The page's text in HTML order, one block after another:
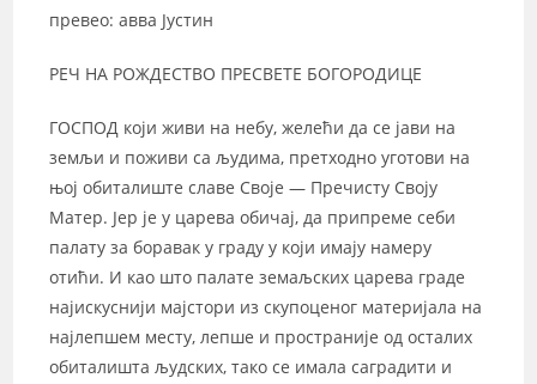
превео: авва Јустин
РЕЧ НА РОЖДЕСТВО ПРЕСВЕТЕ БОГОРОДИЦЕ
ГОСПОД који живи на небу, желећи да се јави на
земљи и поживи са људима, претходно уготови на
њој обиталиште славе Своје — Пречисту Своју
Матер. Јер је у царева обичај, да припреме себи
палату за боравак у граду у који имају намеру
отићи. И као што палате земаљских царева граде
најискуснији мајстори из скупоценог материјала на
најлепшем месту, лепше и пространије од осталих
обиталишта људских, тако се имала саградити и